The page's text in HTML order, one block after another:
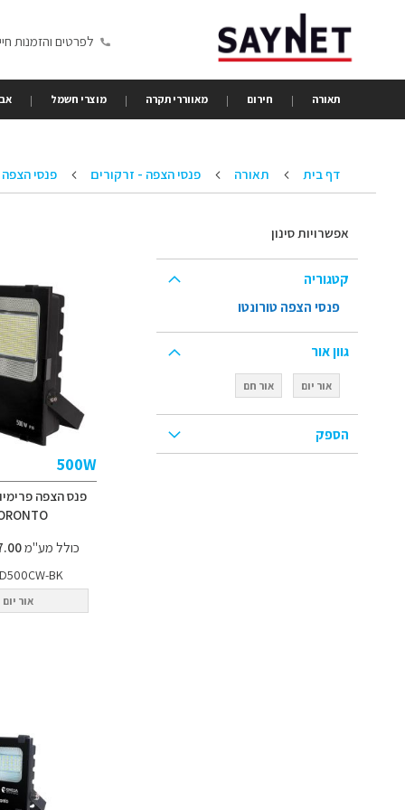
to
Content
לפרטים והזמנות חייגו 04-
תאורה חירום מאווררי תקרה מוצרי חשמל
דף בית תאורה פנסי הצפה - זרקורים פנסי הצפה
500W
פנס הצפה
כולל מע"מ1,287.00 ₪
BK
אור יום
אפשרויות סינון
קטגוריה
פנסי הצפה טורונטו
גוון אור
אור יום אור חם
הספק